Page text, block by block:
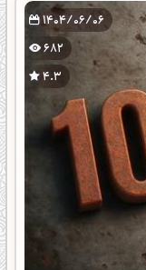
1404/06/06
682
4.3